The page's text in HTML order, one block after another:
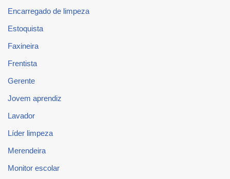
Encarregado de limpeza
Estoquista
Faxineira
Frentista
Gerente
Jovem aprendiz
Lavador
Líder limpeza
Merendeira
Monitor escolar